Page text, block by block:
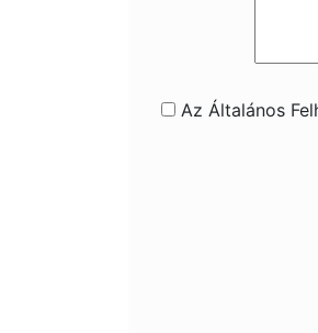
Az Általános